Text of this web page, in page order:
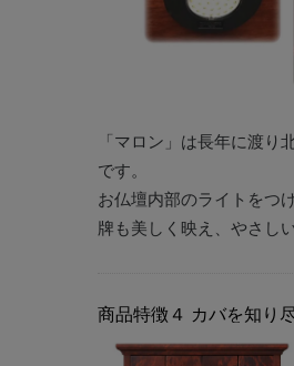
「マロン」は長年に渡
です。
お仏壇内部のライトをつ
牌も美しく映え、やさし
商品特徴４ カバを知り